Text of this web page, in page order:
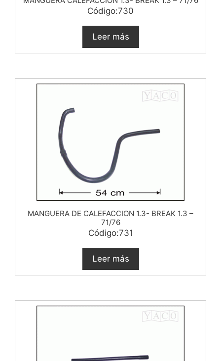
Código:730
Leer más
MANGUERA DE CALEFACCION 1.3- BREAK 1.3 –
71/76
Código:731
Leer más